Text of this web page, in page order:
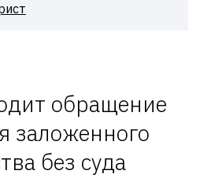
обращение
заложенного
без суда